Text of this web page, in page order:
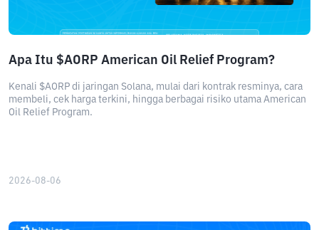
Apa Itu $AORP American Oil Relief Program?
Kenali $AORP di jaringan Solana, mulai dari kontrak resminya, cara
membeli, cek harga terkini, hingga berbagai risiko utama American
Oil Relief Program.
2026-08-06